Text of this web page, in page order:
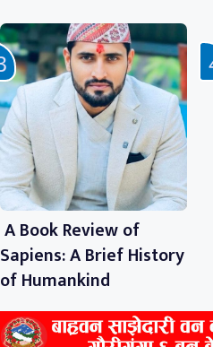
A Book Review of
Sapiens: A Brief History
of Humankind